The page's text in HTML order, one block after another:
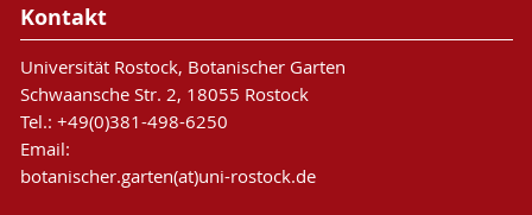
Kontakt
Universität Rostock, Botanischer Garten
Schwaansche Str. 2, 18055 Rostock
Tel.: +49(0)381-498-6250
Email:
botanischer.garten(at)uni-rostock.de